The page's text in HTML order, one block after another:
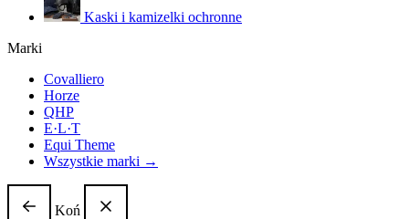
Kaski i kamizelki ochronne
Marki
Covalliero
Horze
QHP
E·L·T
Equi Theme
Wszystkie marki →
Koń